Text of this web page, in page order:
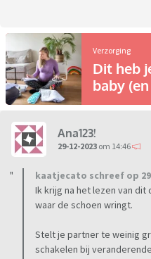
Verzorging
Dit heb
baby
Ana123!
29-12-2023 om 14:46
kaatjecato schreef op
Ik krijg na het lezen van
waar de schoen wringt.
Stelt je partner te weinig
schakelen bij